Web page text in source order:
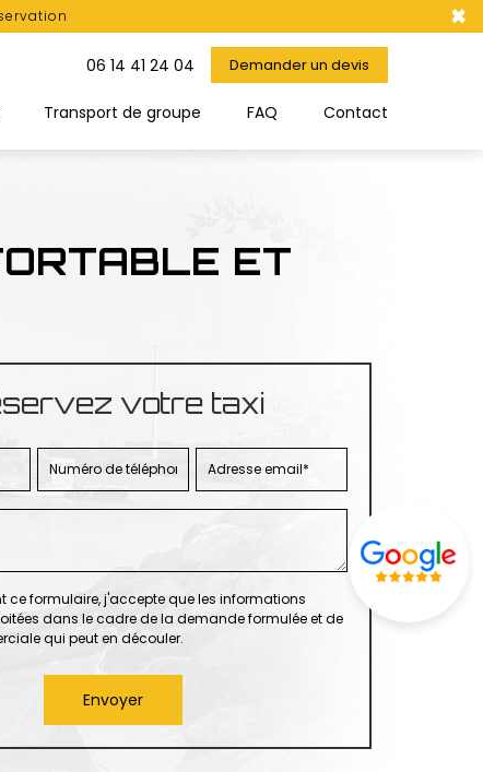
×
06 14 41 24 04 Demander un devis
Transport de groupe FAQ Contact
ET
votre taxi
ce formulaire, j'accepte que les informations
dans le cadre de la demande formulée et de
qui peut en découler.